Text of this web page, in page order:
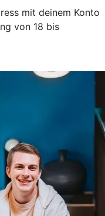
mit deinem Konto
von 18 bis